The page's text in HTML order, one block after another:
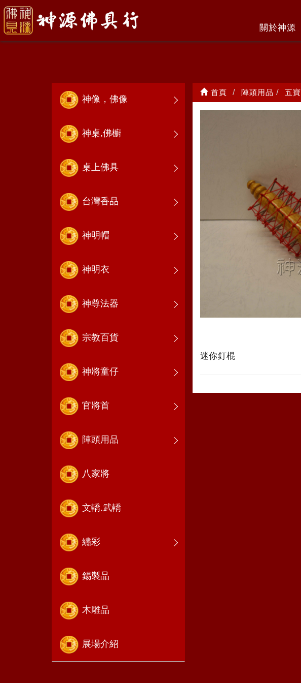
關於神源
五寶
神像，佛像
神桌,佛櫥
桌上佛具
台灣香品
神明帽
神明衣
神尊法器
宗教百貨
神將童仔
官將首
陣頭用品
八家將
文轎.武轎
繡彩
錫製品
木雕品
展場介紹
首頁 陣頭用品 五寶
迷你釘棍